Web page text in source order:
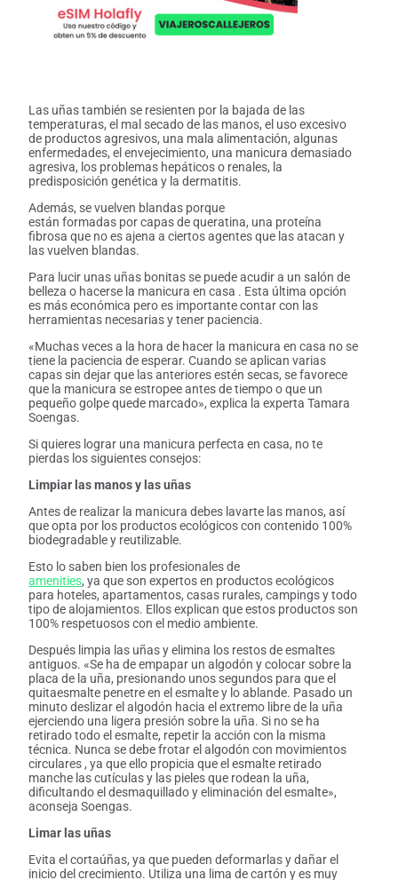
Las uñas también se resienten por la bajada de las
temperaturas, el mal secado de las manos, el uso excesivo
de productos agresivos, una mala alimentación, algunas
enfermedades, el envejecimiento, una manicura demasiado
agresiva, los problemas hepáticos o renales, la
predisposición genética y la dermatitis.
Además, se vuelven blandas porque
están formadas por capas de queratina, una proteína
fibrosa que no es ajena a ciertos agentes que las atacan y
las vuelven blandas.
Para lucir unas uñas bonitas se puede acudir a un salón de
belleza o hacerse la manicura en casa . Esta última opción
es más económica pero es importante contar con las
herramientas necesarias y tener paciencia.
«Muchas veces a la hora de hacer la manicura en casa no se
tiene la paciencia de esperar. Cuando se aplican varias
capas sin dejar que las anteriores estén secas, se favorece
que la manicura se estropee antes de tiempo o que un
pequeño golpe quede marcado», explica la experta Tamara
Soengas.
Si quieres lograr una manicura perfecta en casa, no te
pierdas los siguientes consejos:
Limpiar las manos y las uñas
Antes de realizar la manicura debes lavarte las manos, así
que opta por los productos ecológicos con contenido 100%
biodegradable y reutilizable.
Esto lo saben bien los profesionales de
amenities, ya que son expertos en productos ecológicos
para hoteles, apartamentos, casas rurales, campings y todo
tipo de alojamientos. Ellos explican que estos productos son
100% respetuosos con el medio ambiente.
Después limpia las uñas y elimina los restos de esmaltes
antiguos. «Se ha de empapar un algodón y colocar sobre la
placa de la uña, presionando unos segundos para que el
quitaesmalte penetre en el esmalte y lo ablande. Pasado un
minuto deslizar el algodón hacia el extremo libre de la uña
ejerciendo una ligera presión sobre la uña. Si no se ha
retirado todo el esmalte, repetir la acción con la misma
técnica. Nunca se debe frotar el algodón con movimientos
circulares , ya que ello propicia que el esmalte retirado
manche las cutículas y las pieles que rodean la uña,
dificultando el desmaquillado y eliminación del esmalte»,
aconseja Soengas.
Limar las uñas
Evita el cortaúñas, ya que pueden deformarlas y dañar el
inicio del crecimiento. Utiliza una lima de cartón y es muy